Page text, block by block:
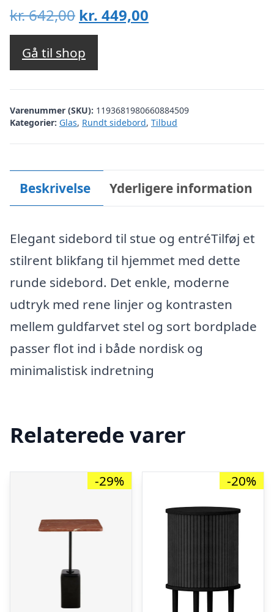
kr.642,00 Den
oprindelige
pris
var:
kr. 642,00.
kr. 449,00
kr. 449,00.
Gå til shop
Varenummer (SKU): 1193681980660884509
Kategorier: Glas, Rundt sidebord, Tilbud
Beskrivelse Yderligere information
Elegant sidebord til stue og entréTilføj et
stilrent blikfang til hjemmet med dette
runde sidebord. Det enkle, moderne
udtryk med rene linjer og kontrasten
mellem guldfarvet stel og sort bordplade
passer flot ind i både nordisk og
minimalistisk indretning
Relaterede varer
-29% -20%